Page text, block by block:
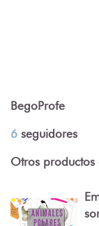
BegoProfe
6 seguidores
Otros